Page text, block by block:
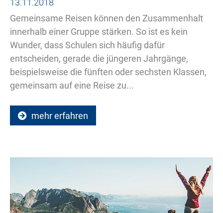
13.11.2018
Gemeinsame Reisen können den Zusammenhalt
innerhalb einer Gruppe stärken. So ist es kein
Wunder, dass Schulen sich häufig dafür
entscheiden, gerade die jüngeren Jahrgänge,
beispielsweise die fünften oder sechsten Klassen,
gemeinsam auf eine Reise zu...
mehr erfahren